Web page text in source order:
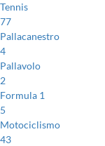
Tennis
77
Pallacanestro
4
Pallavolo
2
Formula 1
5
Motociclismo
43